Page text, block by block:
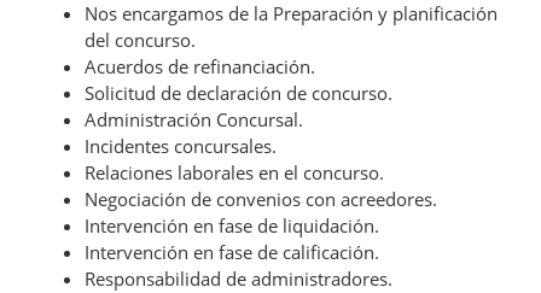
Nos encargamos de la Preparación y planificación
del concurso.
Acuerdos de refinanciación.
Solicitud de declaración de concurso.
Administración Concursal.
Incidentes concursales.
Relaciones laborales en el concurso.
Negociación de convenios con acreedores.
Intervención en fase de liquidación.
Intervención en fase de calificación.
Responsabilidad de administradores.